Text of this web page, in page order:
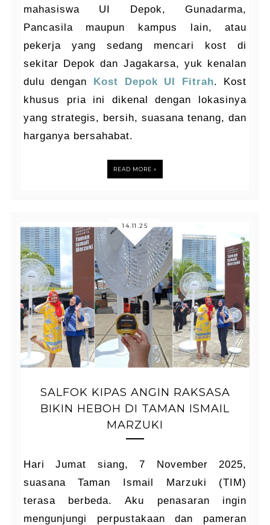
mahasiswa UI Depok, Gunadarma,
Pancasila maupun kampus lain, atau
pekerja yang sedang mencari kost di
sekitar Depok dan Jagakarsa, yuk kenalan
dulu dengan Kost Depok UI Fitrah. Kost
khusus pria ini dikenal dengan lokasinya
yang strategis, bersih, suasana tenang, dan
harganya bersahabat.
READ MORE »
14.11.25
SALFOK KIPAS ANGIN RAKSASA
BIKIN HEBOH DI TAMAN ISMAIL
MARZUKI
Hari Jumat siang, 7 November 2025,
suasana Taman Ismail Marzuki (TIM)
terasa berbeda. Aku penasaran ingin
mengunjungi perpustakaan dan pameran